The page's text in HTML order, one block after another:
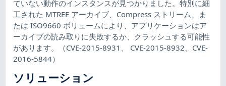
ていない動作のインスタンスが見つかりました。特別に細
工された MTREE アーカイブ、Compress ストリーム、ま
たは ISO9660 ボリュームにより、アプリケーションはア
ーカイブの読み取りに失敗するか、クラッシュする可能性
があります。（CVE-2015-8931、 CVE-2015-8932、CVE-
2016-5844）
ソリューション